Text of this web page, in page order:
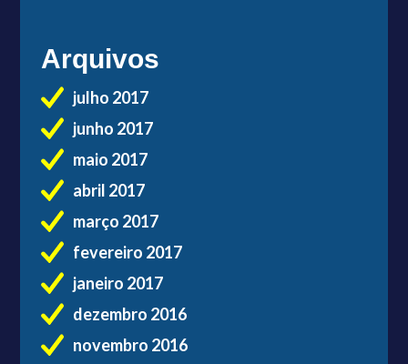
Arquivos
julho 2017
junho 2017
maio 2017
abril 2017
março 2017
fevereiro 2017
janeiro 2017
dezembro 2016
novembro 2016